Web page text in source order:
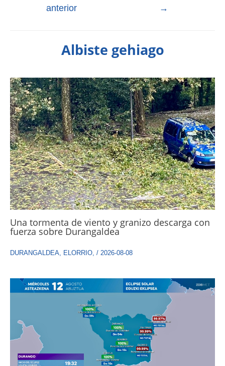
anterior
→
Albiste gehiago
Una tormenta de viento y granizo descarga con
fuerza sobre Durangaldea
DURANGALDEA ELORRIO / 2026-08-08